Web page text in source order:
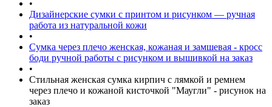
•
Дизайнерские сумки с принтом и рисунком — ручная
работа из натуральной кожи
•
Сумка через плечо женская, кожаная и замшевая - кросс
боди ручной работы с рисунком и вышивкой на заказ
•
Стильная женская сумка кирпич с лямкой и ремнем
через плечо и кожаной кисточкой "Маугли" - рисунок на
заказ